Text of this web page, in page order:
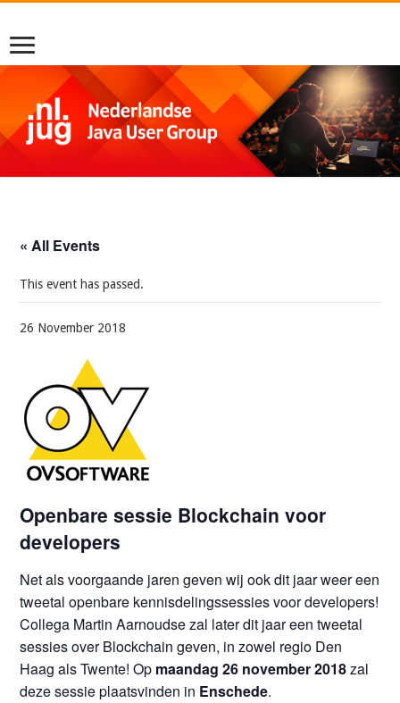
« All Events
This event has passed.
26 November 2018
Openbare sessie Blockchain voor
developers
Net als voorgaande jaren geven wijook dit jaar weer een
tweetal openbare kennisdelingssessies voor developers!
Collega Martin Aarnoudsezal later dit jaar een tweetal
sessies over Blockchain geven, in zowel regio Den
Haag als Twente!Op maandag 26 november 2018zal
deze sessie plaatsvinden in Enschede.